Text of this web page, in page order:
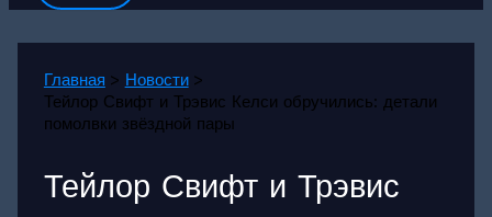
Главная
Новости
Тейлор Свифт и Трэвис Келси обручились: детали
помолвки звёздной пары
Тейлор Свифт и Трэвис